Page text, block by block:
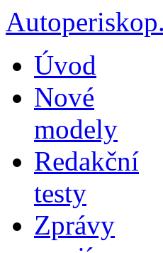
obsahu
webu
Úvod
Nové
modely
Redakční
testy
Zprávy